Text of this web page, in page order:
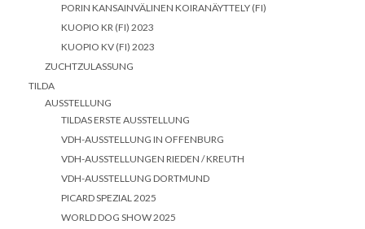
PORIN KANSAINVÄLINEN KOIRANÄYTTELY (FI)
KUOPIO KR (FI) 2023
KUOPIO KV (FI) 2023
ZUCHTZULASSUNG
TILDA
AUSSTELLUNG
TILDAS ERSTE AUSSTELLUNG
VDH-AUSSTELLUNG IN OFFENBURG
VDH-AUSSTELLUNGEN RIEDEN / KREUTH
VDH-AUSSTELLUNG DORTMUND
PICARD SPEZIAL 2025
WORLD DOG SHOW 2025